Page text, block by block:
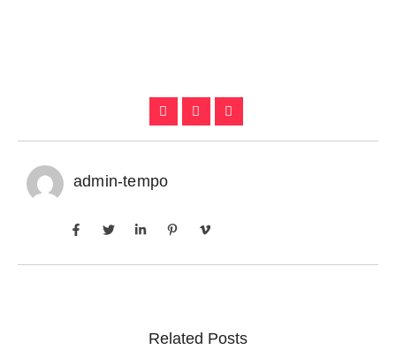
admin-tempo
Related Posts